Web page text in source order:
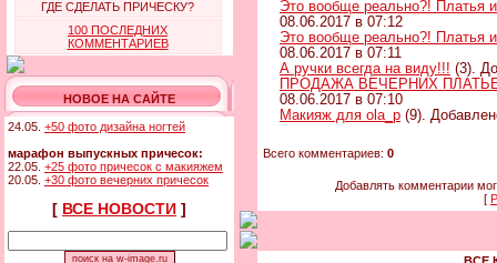
ГДЕ СДЕЛАТЬ ПРИЧЕСКУ?
100 ПОСЛЕДНИХ
КОММЕНТАРИЕВ
НОВОЕ НА САЙТЕ
24.05. +50 фото дизайна ногтей
марафон выпускных причесок:
22.05. +25 фото причесок с макияжем
20.05. +30 фото вечерних причесок
[ ВСЕ НОВОСТИ ]
Это вообще реально?! Платья
08.06.2017 в 07:12
Это вообще реально?! Платья
08.06.2017 в 07:11
А ручки всегда на виду!!! (3).
ПРОДАЖА ВЕЧЕРНИХ
08.06.2017 в 07:10
Макияж для ola_p (9).
Всего комментариев: 0
Добавлять комментарии
[